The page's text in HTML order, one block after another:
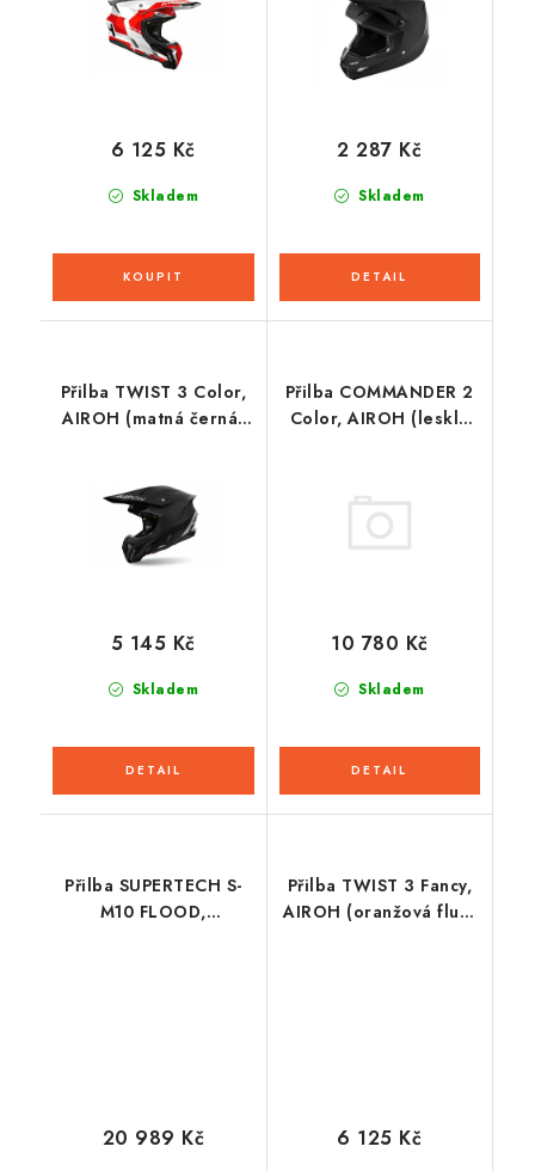
Skladem
6 125 Kč
Skladem
2 287 Kč
Přilba TWIST 3 Color,
AIROH (matná černá)
Skladem
5 145 Kč
Přilba COMMANDER 2
Color, AIROH (lesklá
Skladem
10 780 Kč
Přilba SUPERTECH S-
M10 FLOOD,
20 989 Kč
Přilba TWIST 3 Fancy,
AIROH (oranžová fluo-
6 125 Kč